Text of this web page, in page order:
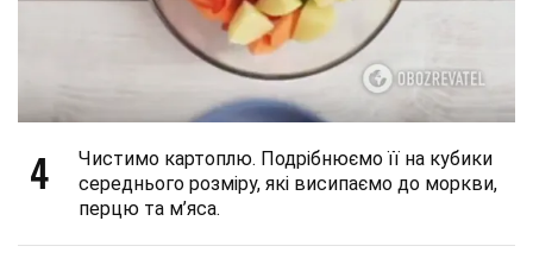
4
Чистимо картоплю. Подрібнюємо її на кубики
середнього розміру, які висипаємо до моркви,
перцю та м’яса.